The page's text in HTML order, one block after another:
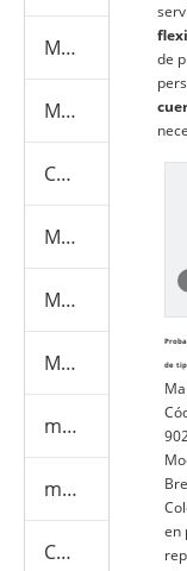
Máquina de prueba de caucho y plástico
Máquina de prueba textil
Cámaras de pruebas ambientales
Máquina de prueba de cascos
Máquina de prueba de muebles
Máquina de prueba de mascarillas
máquina de ensayo de EPI
máquina de pruebas médicas
Consumibles
de
de
en